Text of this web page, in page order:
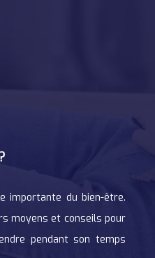
importante du bien-être.
moyens et conseils pour
pendant son temps